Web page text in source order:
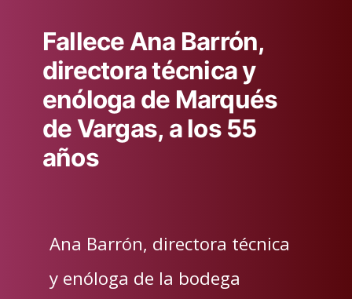
Fallece Ana Barrón,
directora técnica y
enóloga de Marqués
de Vargas, a los 55
años
Ana Barrón, directora técnica
y enóloga de la bodega